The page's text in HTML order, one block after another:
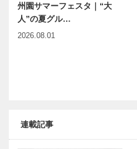
州園サマーフェスタ｜“大
人”の夏グル…
2026.08.01
連載記事